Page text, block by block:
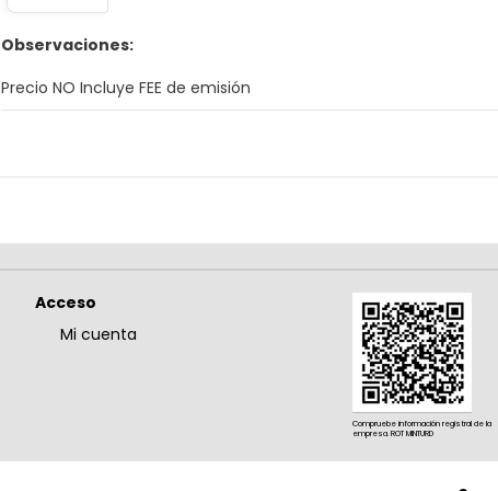
Observaciones:
Precio NO Incluye FEE de emisión
Acceso
Mi cuenta
Compruebe información registral de la
empresa. ROT MINTURD